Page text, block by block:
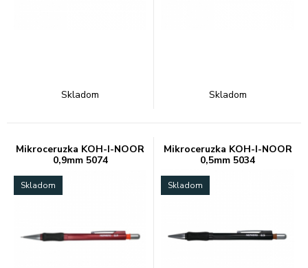
Skladom Skladom
Mikroceruzka KOH-I-NOOR
0,9mm 5074
Skladom
Mikroceruzka KOH-I-NOOR
0,5mm 5034
Skladom